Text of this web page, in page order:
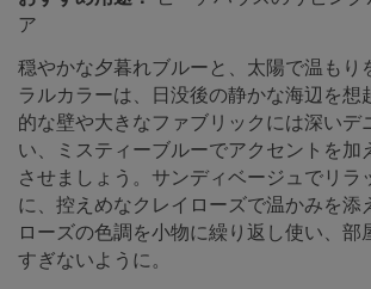
ア
穏やかな夕暮れブルーと、太陽で温もり
ラルカラーは、日没後の静かな海辺を想
的な壁や大きなファブリックには深いデ
い、ミスティーブルーでアクセントを加
させましょう。サンディベージュでリラ
に、控えめなクレイローズで温かみを添
ローズの色調を小物に繰り返し使い、部
すぎないように。